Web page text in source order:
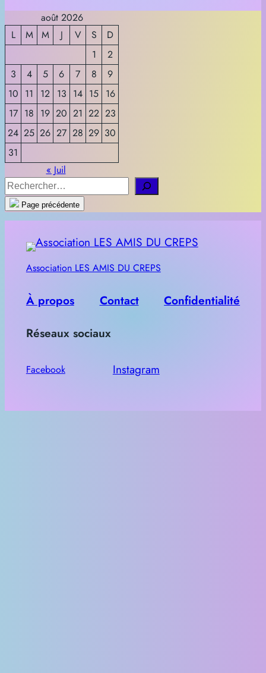
août 2026
L
M M J V S
D
1
2
3
4 5 6 7 8
9
10 11 12 13 14 15 16
17 18 19 20 21 22 23
24 25 26 27 28 29 30
31
« Juil
R
e
c
Page précédente
Association LES AMIS DU CREPS
À propos Contact
Confidentialité
Réseaux sociaux
Facebook Instagram